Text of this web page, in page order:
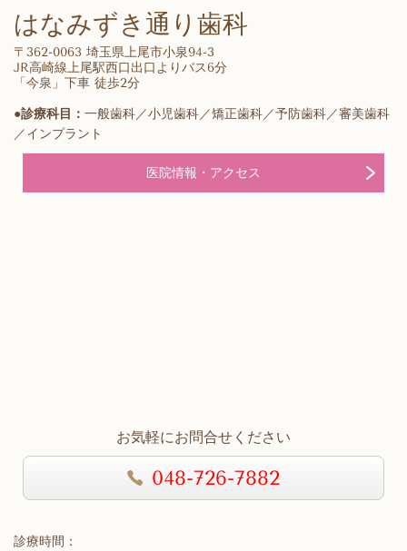
はなみずき通り歯科
〒362-0063 埼玉県上尾市小泉94-3
JR高崎線上尾駅西口出口よりバス6分
「今泉」下車 徒歩2分
●診療科目： 一般歯科／小児歯科／矯正歯科／予防歯科／審美歯科
／インプラント
医院情報・アクセス
お気軽にお問合せください
048-726-7882
診療時間：